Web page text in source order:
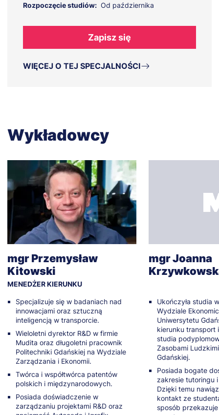
Rozpoczęcie studiów: Od października
Zapisz się
WIĘCEJ O TEJ SPECJALNOŚCI
Wykładowcy
mgr Przemysław
Kitowski
MENEDŻER KIERUNKU
Specjalizuje się w badaniach nad
innowacjami oraz sztuczną
inteligencją w transporcie.
Wieloletni dyrektor R&D w firmie
Mudita oraz długoletni pracownik
Politechniki Gdańskiej na Wydziale
Zarządzania i Ekonomii.
Twórca i współtwórca patentów
polskich i międzynarodowych.
Posiada doświadczenie w
zarządzaniu projektami R&D oraz
mgr Joanna
Ukończyła studia
Wydziale
Uniwersytetu
kierunku transport
studia
Zasobami
Gdańskiej.
Posiada bogate
zakresie tutoringu
Dzięki temu
kontakt ze
sposób